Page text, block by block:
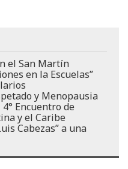
el San Martín
en la Escuelas”
y Menopausia
Encuentro de
y el Caribe
Cabezas” a una